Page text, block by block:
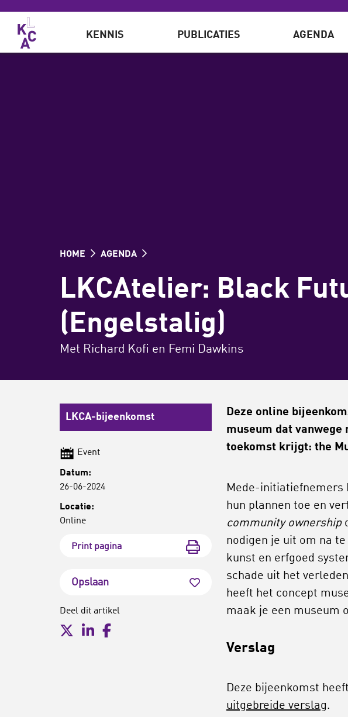
Overslaan en naar de inhoud gaan
KENNIS PUBLICATIES AGENDA
HOME AGENDA
LKCAtelier: Black
(Engelstalig)
Met Richard Kofi en Femi Dawkins
LKCA-bijeenkomst
Event
Datum:
26-06-2024
Locatie:
Online
Print pagina
Opslaan
Deel dit artikel
Deze online
museum dat
toekomst krijgt: the
Mede-initiatiefnemers
hun plannen toe en
community ownership
nodigen je uit om na
kunst en erfgoed
schade uit het
heeft het concept
maak je een museum
Verslag
Deze bijeenkomst
uitgebreide verslag.